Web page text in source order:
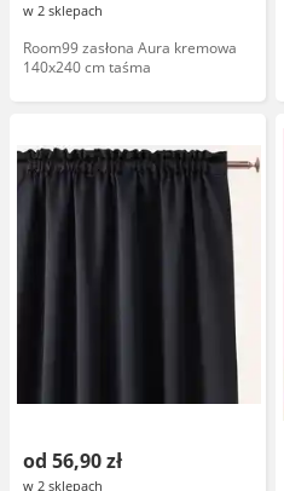
w 2 sklepach
Room99 zasłona Aura kremowa
140x240 cm taśma
od 56,90 zł
w 2 sklepach